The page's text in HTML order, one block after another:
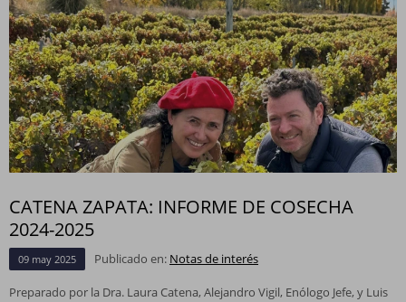
CATENA ZAPATA: INFORME DE COSECHA
2024-2025
09 may 2025 Publicado en: Notas de interés
Preparado por la Dra. Laura Catena, Alejandro Vigil, Enólogo Jefe, y Luis